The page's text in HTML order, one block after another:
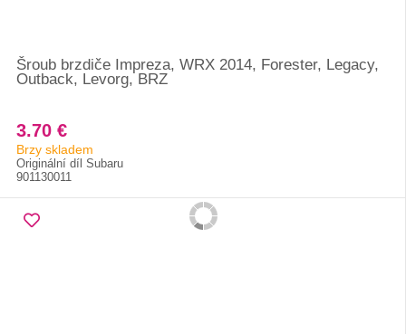
Šroub brzdiče Impreza, WRX 2014, Forester, Legacy,
Outback, Levorg, BRZ
3.70 €
Brzy skladem
Originální díl Subaru
901130011